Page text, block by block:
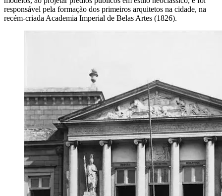
responsável pela formação dos primeiros arquitetos na cidade, na
recém-criada Academia Imperial de Belas Artes (1826).